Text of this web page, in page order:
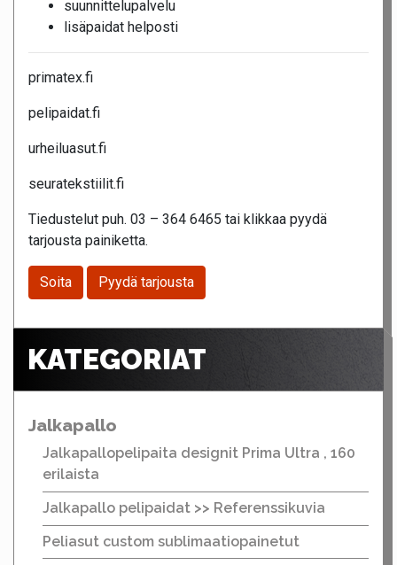
suunnittelupalvelu
lisäpaidat helposti
primatex.fi
pelipaidat.fi
urheiluasut.fi
seuratekstiilit.fi
Tiedustelut puh. 03 – 364 6465 tai klikkaa pyydä
tarjousta painiketta.
Soita Pyydä tarjousta
KATEGORIAT
Jalkapallo
Jalkapallopelipaita designit Prima Ultra , 160
erilaista
Jalkapallo pelipaidat >> Referenssikuvia
Peliasut custom sublimaatiopainetut